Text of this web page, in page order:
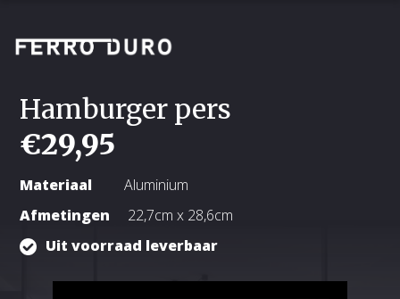
Hamburger pers
€29,95
Materiaal Aluminium
Afmetingen 22,7cm x 28,6cm
Uit voorraad leverbaar